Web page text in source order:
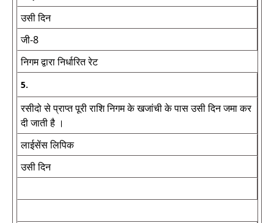
उसी दिन
जी-8
निगम द्वारा निर्धारित रेट
5.
रसीदो से प्राप्त पूरी राशि निगम के खजांची के पास उसी दिन जमा कर
दी जाती है ।
लाईसेंस लिपिक
उसी दिन